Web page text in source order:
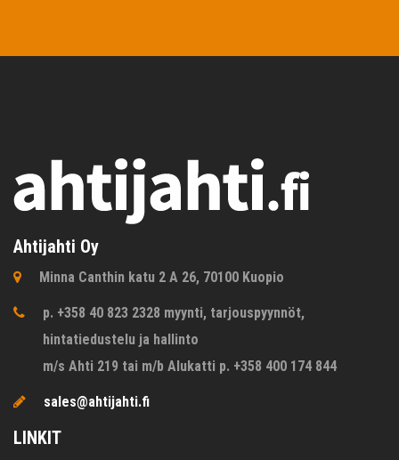
Ahtijahti Oy
Minna Canthin katu 2 A 26, 70100 Kuopio
p. +358 40 823 2328 myynti, tarjouspyynnöt,
hintatiedustelu ja hallinto
m/s Ahti 219 tai m/b Alukatti p. +358 400 174 844
sales@ahtijahti.fi
LINKIT